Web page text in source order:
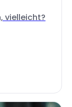
vielleicht?